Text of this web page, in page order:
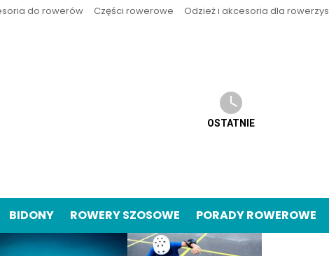
do rowerów Części rowerowe Odzież i akcesoria dla
OSTATNIE
BIDONY ROWERY SZOSOWE PORADY ROWEROWE